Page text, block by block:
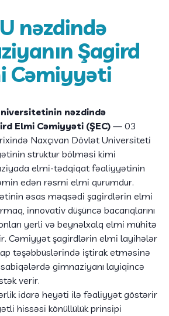
nəzdində
Şagird
Cəmiyyəti
nəzdində
Elmi Cəmiyyəti (ŞEC) — 03
Naxçıvan Dövlət Universiteti
struktur bölməsi kimi
elmi-tədqiqat fəaliyyətinin
edən rəsmi elmi qurumdur.
əsas məqsədi şagirdlərin elmi
innovativ düşüncə bacarıqlarını
yerli və beynəlxalq elmi mühitə
Cəmiyyət şagirdlərin elmi layihələr
təşəbbüslərində iştirak etməsinə
gimnaziyanı layiqincə
verir.
idarə heyəti ilə fəaliyyət göstərir
hissəsi könüllülük prinsipi